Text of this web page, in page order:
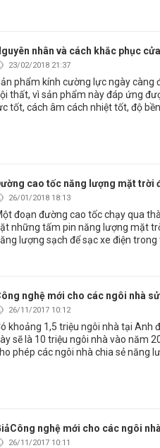
nhân và cách khắc phục
23/02/2018 21:37
phẩm kính cường lực ngày càng
thất, vì sản phẩm này đáp ứng
tốt, cách âm cách nhiệt tốt, độ
cao tốc năng lượng mặt trời
26/01/2018 18:13
đoạn đường cao tốc chạy qua
những tấm pin năng lượng mặt
lượng sạch để sạc xe điện
nghệ mới cho các ngôi nhà
26/11/2017 10:12
khoảng 1,5 triệu ngôi nhà tại Anh
sẽ là 10 triệu ngôi nhà vào năm
phép các ngôi nhà chia sẻ năng
nghệ mới cho các ngôi
26/11/2017 10:11